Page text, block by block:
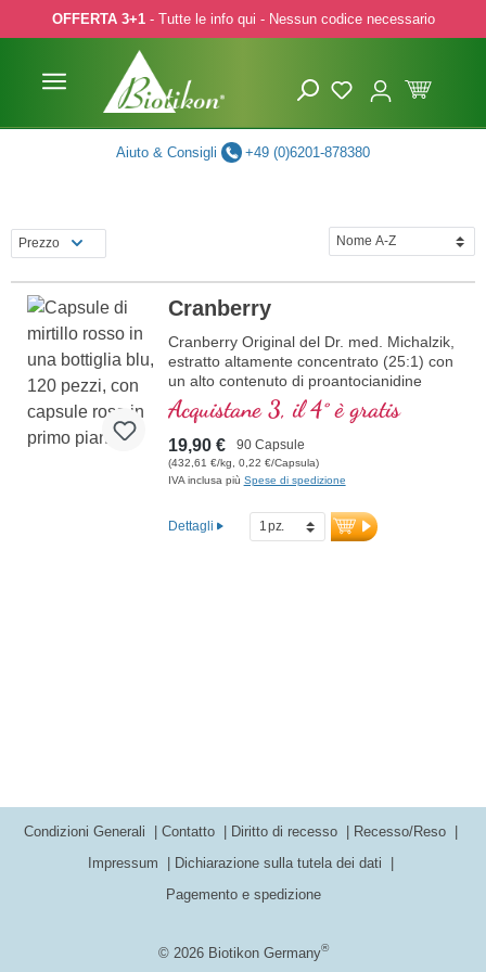
to main content
Skip to search
Skip to main navigation
OFFERTA 3+1- Tutte le info qui - Nessun codice necessario
Aiuto & Consigli +49 (0)6201-878380
Prezzo
Cranberry
Cranberry Original del Dr. med. Michalzik,
estratto altamente concentrato (25:1) con
un alto contenuto di proantocianidine
specifiche di 72 mg per dose giornaliera,
questo preparato offre una potente fonte
di composti vegetali secondari. Provato
sul mercato da oltre 20 anni, il nostro
prodotto è esclusivamente prodotto in
produzione. È inoltre privo di alluminio
nella sigillatura e non contiene additivi. Le
Acquistane 3, il 4° è gratis
19,90 € 90 Capsule
(432,61 €/kg, 0,22 €/Capsula)
IVA inclusa più Spese di spedizione
Dettagli
© 2026 Biotikon Germany®
Condizioni Generali Contatto Diritto di recesso
Recesso/Reso
Impressum
Dichiarazione sulla tutela dei dati
Pagemento e spedizione